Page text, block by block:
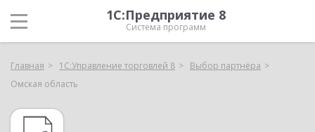
1С:Предприятие 8
Система программ
Главная 1С:Управление торговлей 8
Выбор партнёра
Омская область